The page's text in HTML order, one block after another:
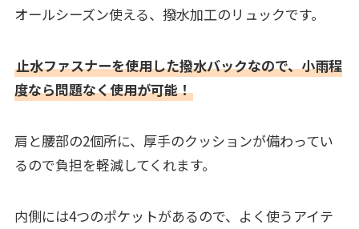
オールシーズン使える、撥水加工のリュックです。
止水ファスナーを使用した撥水バックなので、小雨程
度なら問題なく使用が可能！
肩と腰部の2個所に、厚手のクッションが備わってい
るので負担を軽減してくれます。
内側には4つのポケットがあるので、よく使うアイテ